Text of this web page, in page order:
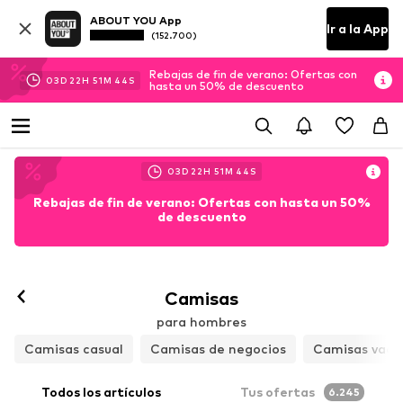
ABOUT YOU App
(152.700) Ir a la App
03D 22H 51M 42 S
Rebajas de fin de verano: Ofertas con
hasta un 50% de descuento
03D 22H 51M 42 S
Rebajas de fin de verano: Ofertas con hasta un 50%
de descuento
Camisas
para hombres
Camisas casual
Camisas de negocios Camisas
Todos los artículos Tus ofertas 6.245